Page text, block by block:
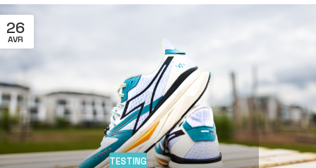
26
AVR
TESTING